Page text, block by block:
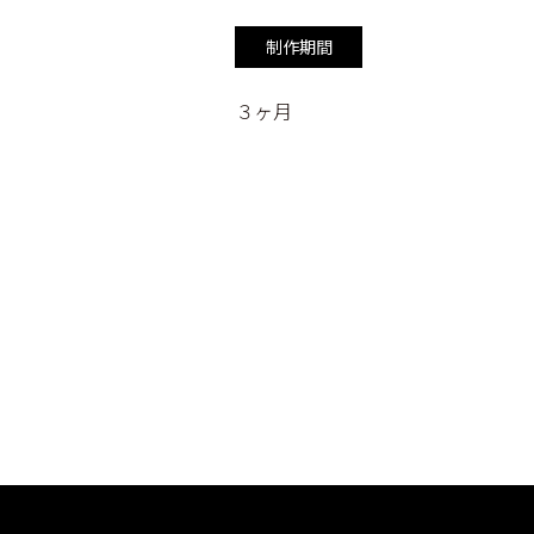
制作期間
３ヶ月